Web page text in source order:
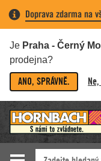
Doprava zdarma na
Je Praha - Černý
prodejna?
ANO, SPRÁVNĚ.